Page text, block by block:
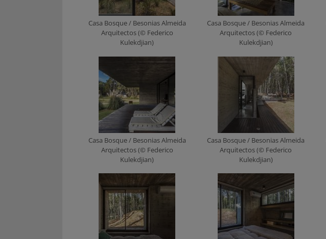
Casa Bosque / Besonias Almeida
Arquitectos (© Federico
Kulekdjian)
Casa Bosque / Besonias Almeida
Arquitectos (© Federico
Kulekdjian)
Casa Bosque / Besonias Almeida
Arquitectos (© Federico
Kulekdjian)
Casa Bosque / Besonias Almeida
Arquitectos (© Federico
Kulekdjian)